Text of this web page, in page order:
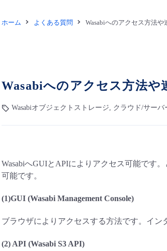
ホーム よくある質問 Wasabiへのアクセス方法
Wasabiへのアクセス方法
Wasabiオブジェクトストレージ, クラウド/サーバ
WasabiへGUIとAPIによりアクセス可能です
可能です。
(1)GUI (Wasabi Management Console)
ブラウザによりアクセスする方法です。イン
(2) API (Wasabi S3 API)